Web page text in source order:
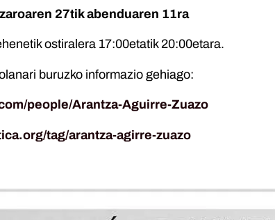
27tik abenduaren 11ra
ostiralera 17:00etatik 20:00etara.
buruzko informazio gehiago:
people/Arantza-Aguirre-Zuazo
tag/arantza-agirre-zuazo